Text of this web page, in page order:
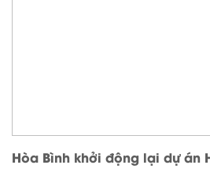
Hòa Bình khởi động lại dự án